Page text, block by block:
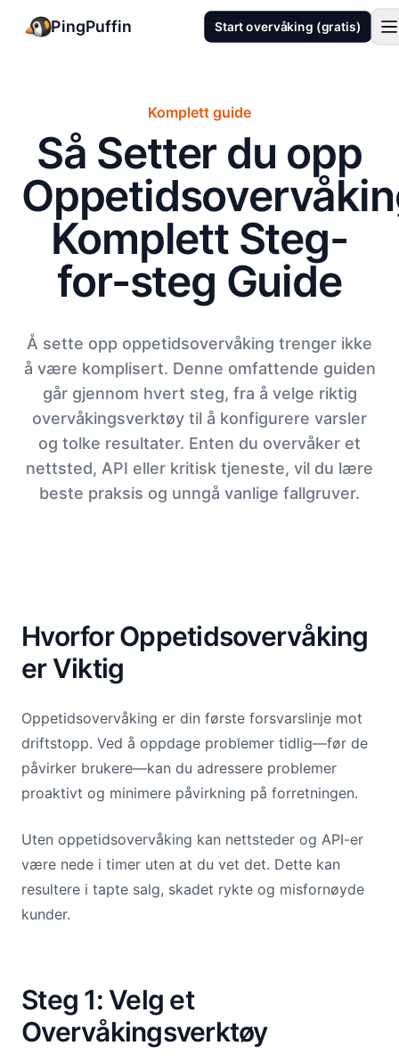
PingPuffin Start overvåking (gratis)
Komplett guide
Så Setter du opp
Komplett Steg-
for-steg Guide
Å sette opp oppetidsovervåking trenger ikke
å være komplisert. Denne omfattende guiden
går gjennom hvert steg, fra å velge riktig
overvåkingsverktøy til å konfigurere varsler
og tolke resultater. Enten du overvåker et
nettsted, API eller kritisk tjeneste, vil du lære
beste praksis og unngå vanlige fallgruver.
Hvorfor Oppetidsovervåking
er Viktig
Oppetidsovervåking er din første forsvarslinje mot
driftstopp. Ved å oppdage problemer tidlig—før de
påvirker brukere—kan du adressere problemer
proaktivt og minimere påvirkning på forretningen.
Uten oppetidsovervåking kan nettsteder og API-er
være nede i timer uten at du vet det. Dette kan
resultere i tapte salg, skadet rykte og misfornøyde
kunder.
Steg 1: Velg et
Overvåkingsverktøy